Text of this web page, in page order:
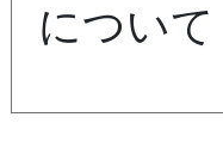
について